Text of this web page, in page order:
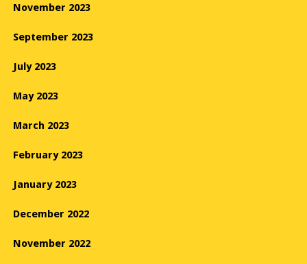
November 2023
September 2023
July 2023
May 2023
March 2023
February 2023
January 2023
December 2022
November 2022